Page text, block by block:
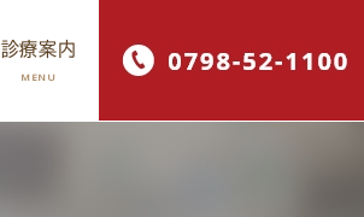
診療案内
MENU